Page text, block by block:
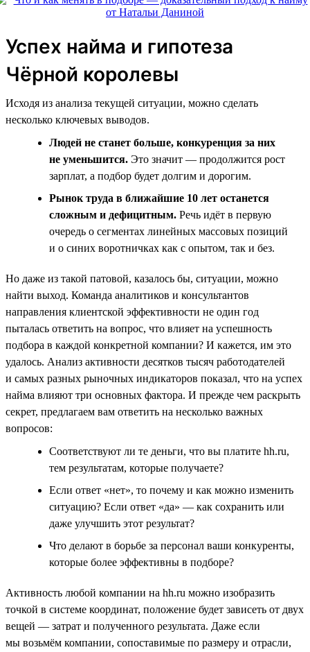
Успех найма и гипотеза
Чёрной королевы
Исходя из анализа текущей ситуации, можно сделать
несколько ключевых выводов.
Людей не станет больше, конкуренция за них
не уменьшится. Это значит — продолжится рост
зарплат, а подбор будет долгим и дорогим.
Рынок труда в ближайшие 10 лет останется
сложным и дефицитным. Речь идёт в первую
очередь о сегментах линейных массовых позиций
и о синих воротничках как с опытом, так и без.
Но даже из такой патовой, казалось бы, ситуации, можно
найти выход. Команда аналитиков и консультантов
направления клиентской эффективности не один год
пыталась ответить на вопрос, что влияет на успешность
подбора в каждой конкретной компании? И кажется, им это
удалось. Анализ активности десятков тысяч работодателей
и самых разных рыночных индикаторов показал, что на успех
найма влияют три основных фактора. И прежде чем раскрыть
секрет, предлагаем вам ответить на несколько важных
вопросов:
Соответствуют ли те деньги, что вы платите hh.ru,
тем результатам, которые получаете?
Если ответ «нет», то почему и как можно изменить
ситуацию? Если ответ «да» — как сохранить или
даже улучшить этот результат?
Что делают в борьбе за персонал ваши конкуренты,
которые более эффективны в подборе?
Активность любой компании на hh.ru можно изобразить
точкой в системе координат, положение будет зависеть от двух
вещей — затрат и полученного результата. Даже если
мы возьмём компании, сопоставимые по размеру и отрасли,